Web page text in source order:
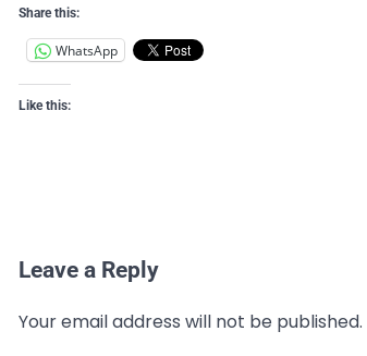
Share this:
WhatsApp
Like this:
Leave a Reply
Your email address will not be published.